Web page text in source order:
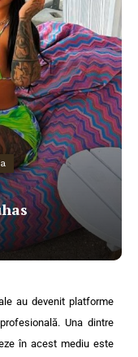
au devenit platforme
Una dintre
în acest mediu este